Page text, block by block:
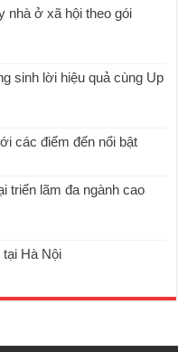
nhà ở xã hội theo gói
sinh lời hiệu quả cùng Up
các điểm đến nổi bật
triển lãm đa ngành cao
Hà Nội